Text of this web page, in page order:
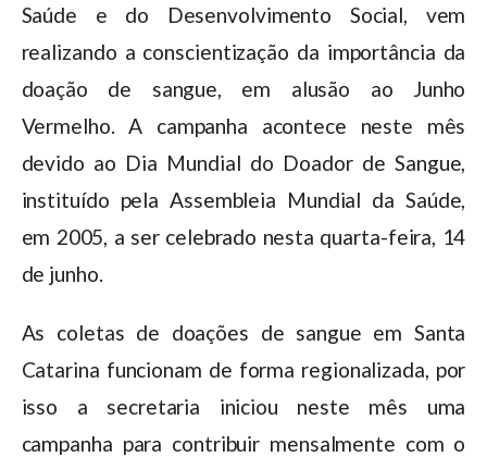
Saúde e do Desenvolvimento Social, vem
realizando a conscientização da importância da
doação de sangue, em alusão ao Junho
Vermelho. A campanha acontece neste mês
devido ao Dia Mundial do Doador de Sangue,
instituído pela Assembleia Mundial da Saúde,
em 2005, a ser celebrado nesta quarta-feira, 14
de junho.
As coletas de doações de sangue em Santa
Catarina funcionam de forma regionalizada, por
isso a secretaria iniciou neste mês uma
campanha para contribuir mensalmente com o